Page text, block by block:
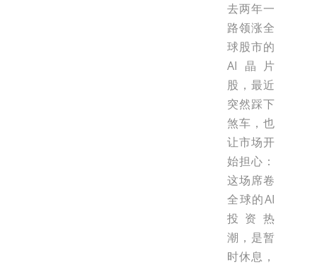
去两年一
路领涨全
球股市的
AI晶片
股，最近
突然踩下
煞车，也
让市场开
始担心：
这场席卷
全球的AI
投资热
潮，是暂
时休息，